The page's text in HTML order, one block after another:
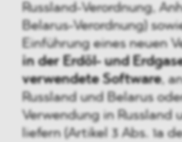
Russland-Verordnung,
Belarus-Verordnung)
Einführung eines neuen
in der Erdöl- und
verwendete Software,
Russland und Belarus
Verwendung in Russland
liefern (Artikel 3 Abs. 1a